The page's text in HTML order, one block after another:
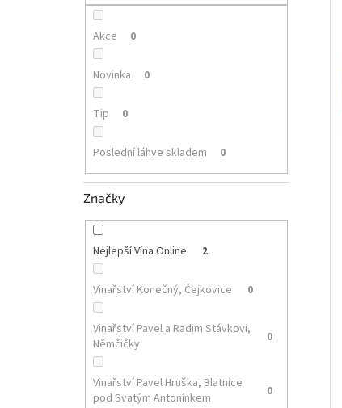
Akce 0
Novinka 0
Tip 0
Poslední láhve skladem 0
Značky
Nejlepší Vína Online 2
Vinařství Konečný, Čejkovice 0
Vinařství Pavel a Radim Stávkovi,
Němčičky
0
Vinařství Pavel Hruška, Blatnice
pod Svatým Antonínkem
0